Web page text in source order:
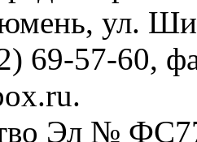
ул.
69-57-60,
Эл №